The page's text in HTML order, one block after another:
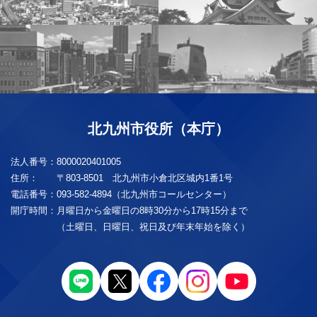
北九州市役所（本庁）
法人番号： 8000020401005
住所：
〒803-8501 北九州市小倉北区城内1番1号
電話番号： 093-582-4894（北九州市コールセンター）
開庁時間： 月曜日から金曜日の8時30分から17時15分まで
（土曜日、日曜日、祝日及び年末年始を除く）